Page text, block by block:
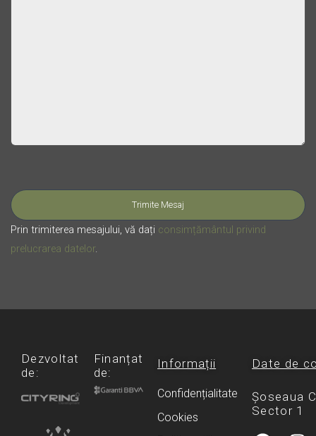
Prin trimiterea mesajului, vă dați consimțământul privind
prelucrarea datelor.
Dezvoltat
de:
Finanțat
de:
Informații
Confidențialitate
Cookies
Date de
Șoseaua
Sector 1